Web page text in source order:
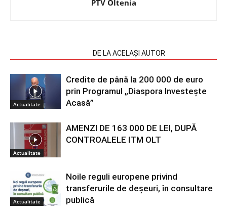
PTV Oltenia
DE LA ACELAȘI AUTOR
Actualitate
Credite de până la 200 000 de euro
prin Programul „Diaspora Investește
Acasă”
Actualitate
AMENZI DE 163 000 DE LEI, DUPĂ
CONTROALELE ITM OLT
Actualitate
Noile reguli europene privind
transferurile de deșeuri, în consultare
publică